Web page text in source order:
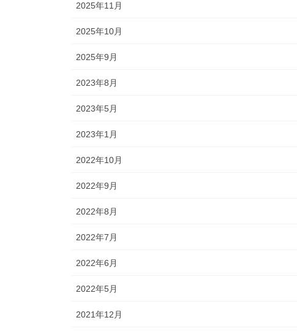
2025年11月
2025年10月
2025年9月
2023年8月
2023年5月
2023年1月
2022年10月
2022年9月
2022年8月
2022年7月
2022年6月
2022年5月
2021年12月